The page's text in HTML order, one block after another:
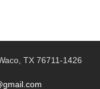
TX 76711-1426